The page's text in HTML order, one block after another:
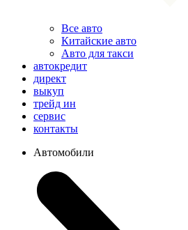
Все авто
Китайские авто
Авто для такси
автокредит
директ
выкуп
трейд ин
сервис
контакты
Автомобили